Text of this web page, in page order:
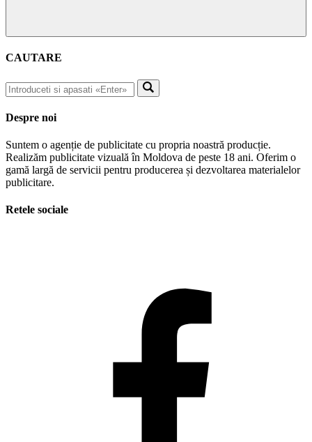
CAUTARE
Despre noi
Suntem o agenție de publicitate cu propria noastră producție.
Realizăm publicitate vizuală în Moldova de peste 18 ani. Oferim o
gamă largă de servicii pentru producerea și dezvoltarea materialelor
publicitare.
Retele sociale